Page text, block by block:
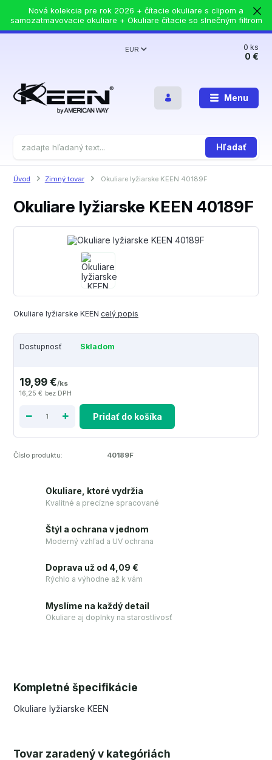
Nová kolekcia pre rok 2026 + čítacie okuliare s clipom a
samozatmavovacie okuliare + Okuliare čítacie so slnečným filtrom
Menu
EUR
Hľadať
0ks
0 €
Úvod Zimný tovar Okuliare lyžiarske KEEN 40189F
Okuliare lyžiarske KEEN 40189F
Okuliare lyžiarske KEEN celý popis
Dostupnosť Skladom
19,99 €/ks
16,25 € bez DPH
Pridať do košíka
Číslo produktu: 40189F
Okuliare, ktoré vydržia
Kvalitné a precízne spracované
Štýl a ochrana v jednom
Moderný vzhľad a UV ochrana
Doprava už od 4,09 €
Rýchlo a výhodne až k vám
Myslíme na každý detail
Okuliare aj doplnky na starostlivosť
Kompletné špecifikácie
Okuliare lyžiarske KEEN
Tovar zaradený v kategóriách